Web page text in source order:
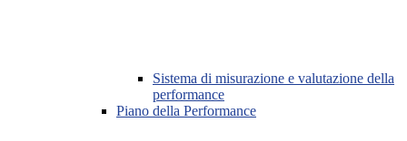
Sistema di misurazione e valutazione della
performance
Piano della Performance